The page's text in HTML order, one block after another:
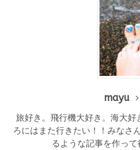
mayu
旅好き。飛行機大好き。海大好
ろにはまた行きたい！！みなさ
るような記事を作って